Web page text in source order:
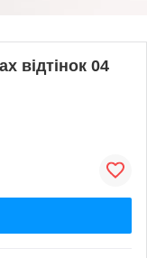
відтінок 04